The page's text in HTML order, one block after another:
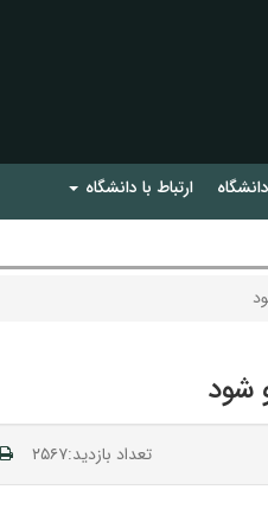
ارتباط با دانشگاه
شود
تعداد بازدید:۲۵۶۷